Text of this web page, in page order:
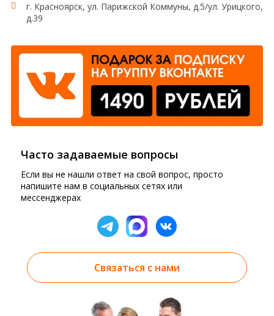
г. Красноярск, ул. Парижской Коммуны, д.5/ул. Урицкого,
д.39
Часто задаваемые вопросы
Если вы не нашли ответ на свой вопрос, просто
напишите нам в социальных сетях или
мессенджерах
Связаться с нами